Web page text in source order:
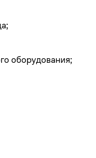
оборудования;